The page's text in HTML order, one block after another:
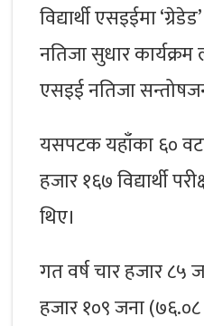
विद्यार्थी एसइईमा
नतिजा सुधार
एसइई नतिजा
यसपटक यहाँका ६०
हजार १६७ विद्यार्थी
थिए।
गत वर्ष चार हजार ८५
हजार १०९ जना (७६.०८